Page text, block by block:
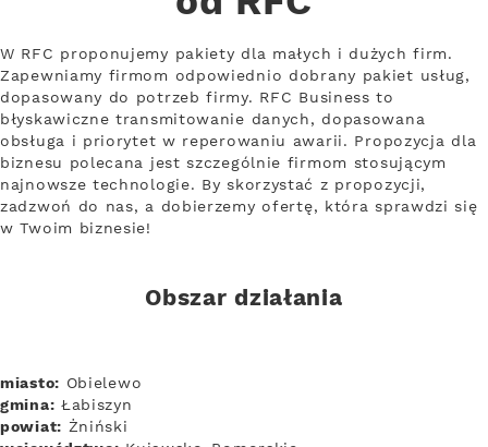
W RFC proponujemy pakiety dla małych i dużych firm.
Zapewniamy firmom odpowiednio dobrany pakiet usług,
dopasowany do potrzeb firmy. RFC Business to
błyskawiczne transmitowanie danych, dopasowana
obsługa i priorytet w reperowaniu awarii. Propozycja dla
biznesu polecana jest szczególnie firmom stosującym
najnowsze technologie. By skorzystać z propozycji,
zadzwoń do nas, a dobierzemy ofertę, która sprawdzi się
w Twoim biznesie!
Obszar działania
miasto: Obielewo
gmina: Łabiszyn
powiat: Żniński